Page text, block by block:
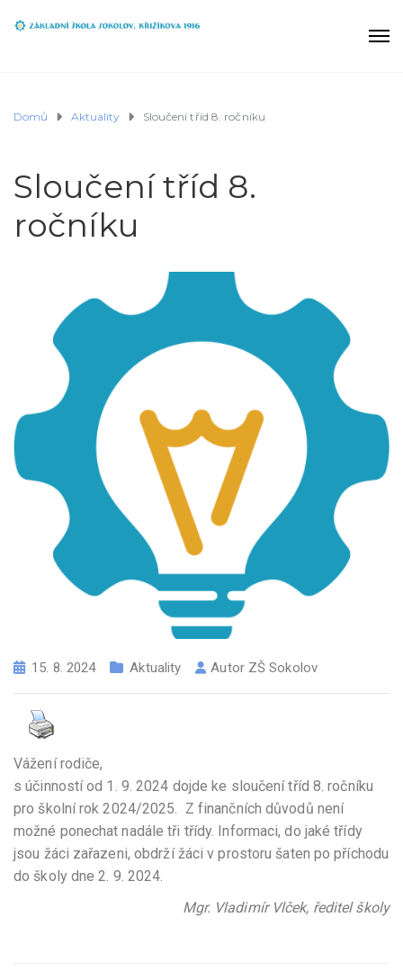
Domů Aktuality Sloučení tříd 8. ročníku
Sloučení tříd 8.
ročníku
15. 8. 2024 Aktuality Autor ZŠ Sokolov
Vážení rodiče,
s účinností od 1. 9. 2024 dojde ke sloučení tříd 8. ročníku
pro školní rok 2024/2025. Z finančních důvodů není
možné ponechat nadále tři třídy. Informaci, do jaké třídy
jsou žáci zařazeni, obdrží žáci v prostoru šaten po příchodu
do školy dne 2. 9. 2024.
Mgr. Vladimír Vlček, ředitel školy